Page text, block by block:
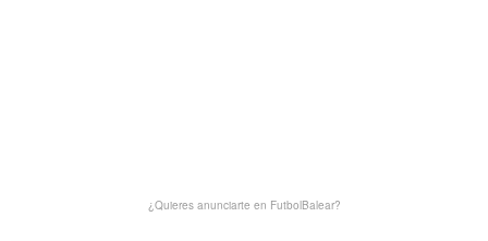
¿Quieres anunciarte en FutbolBalear?